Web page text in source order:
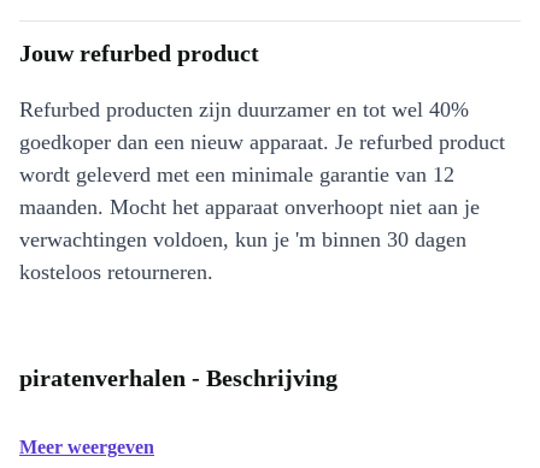
Jouw refurbed product
Refurbed producten zijn duurzamer en tot wel 40%
goedkoper dan een nieuw apparaat. Je refurbed product
wordt geleverd met een minimale garantie van 12
maanden. Mocht het apparaat onverhoopt niet aan je
verwachtingen voldoen, kun je 'm binnen 30 dagen
kosteloos retourneren.
piratenverhalen - Beschrijving
Meer weergeven